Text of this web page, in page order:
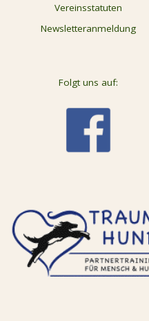
Vereinsstatuten
Newsletteranmeldung
Folgt uns auf: